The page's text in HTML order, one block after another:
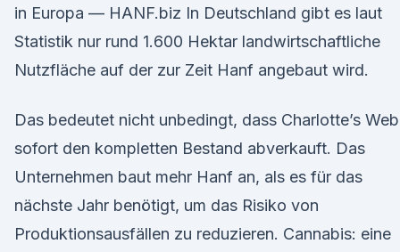
in Europa — HANF.biz In Deutschland gibt es laut
Statistik nur rund 1.600 Hektar landwirtschaftliche
Nutzfläche auf der zur Zeit Hanf angebaut wird.
Das bedeutet nicht unbedingt, dass Charlotte’s Web
sofort den kompletten Bestand abverkauft. Das
Unternehmen baut mehr Hanf an, als es für das
nächste Jahr benötigt, um das Risiko von
Produktionsausfällen zu reduzieren. Cannabis: eine